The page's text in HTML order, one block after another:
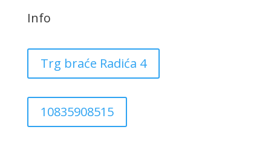
Info
Trg braće Radića 4
10835908515